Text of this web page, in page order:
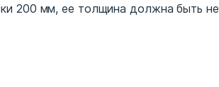
200 мм, ее толщина должна быть не